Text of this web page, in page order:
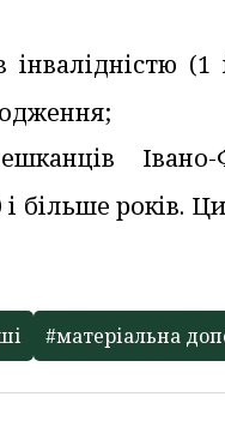
інвалідністю
Івано-
більше років.
#матеріальна